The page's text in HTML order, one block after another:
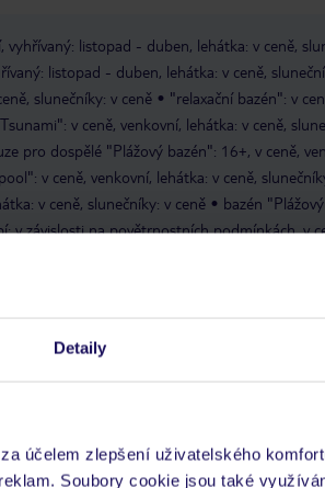
Detaily
účelem zlepšení uživatelského
Soubory cookie jsou také
vyhřívaný: listopad - duben, lehátka: v ceně,
listopad - duben, lehátka: v ceně,
slunečníky: v ceně
"relaxační bazén": v
v ceně, venkovní, lehátka: v ceně,
pro dospělé "Plážový bazén": 16+, v ceně,
v ceně, venkovní, lehátka: v ceně,
v ceně, slunečníky: v ceně
bazén
v závislosti na povětrnostních podmínkách, v
v ceně
plážový volejbal
masáže potápění: za poplatek